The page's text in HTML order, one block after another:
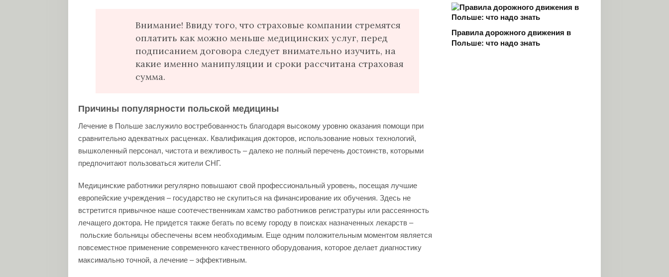
Внимание! Ввиду того, что страховые компании стремятся
оплатить как можно меньше медицинских услуг, перед
подписанием договора следует внимательно изучить, на
какие именно манипуляции и сроки рассчитана страховая
сумма.
Причины популярности польской медицины
Лечение в Польше заслужило востребованность благодаря высокому уровню оказания помощи при
сравнительно адекватных расценках. Квалификация докторов, использование новых технологий,
вышколенный персонал, чистота и вежливость – далеко не полный перечень достоинств, которыми
предпочитают пользоваться жители СНГ.
Медицинские работники регулярно повышают свой профессиональный уровень, посещая лучшие
европейские учреждения – государство не скупиться на финансирование их обучения. Здесь не
встретится привычное наше соотечественникам хамство работников регистратуры или рассеянность
лечащего доктора. Не придется также бегать по всему городу в поисках назначенных лекарств –
польские больницы обеспечены всем необходимым. Еще одним положительным моментом является
повсеместное применение современного качественного оборудования, которое делает диагностику
максимально точной, а лечение – эффективным.
Правила дорожного движения в
Польше: что надо знать